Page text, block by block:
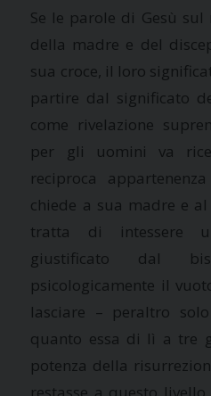
Se le parole di Gesù
della madre e del
sua croce, il loro
partire dal significato
come rivelazione
per gli uomini va
reciproca
chiede a sua madre e
tratta di intessere
giustificato dal
psicologicamente il
lasciare – peraltro
quanto essa di lì a tre
potenza della